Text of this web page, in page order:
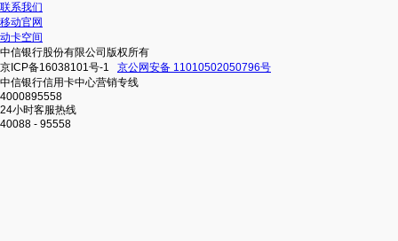
联系我们
移动官网
动卡空间
中信银行股份有限公司版权所有
京ICP备16038101号-1
京公网安备 11010502050796号
中信银行信用卡中心营销专线
4000895558
24小时客服热线
40088 - 95558